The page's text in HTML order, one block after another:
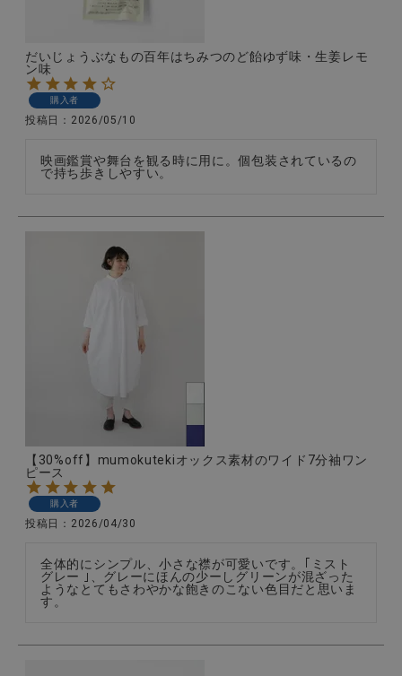
だいじょうぶなもの百年はちみつのど飴ゆず味・生姜レモ
ン味
購入者
投稿日 2026/05/10
映画鑑賞や舞台を観る時に用に。個包装されているの
で持ち歩きしやすい。
【30%off】mumokutekiオックス素材のワイド7分袖ワン
ピース
購入者
投稿日 2026/04/30
全体的にシンプル、小さな襟が可愛いです。｢ミスト
グレー ｣、グレーにほんの少ーしグリーンが混ざった
ようなとてもさわやかな飽きのこない色目だと思いま
す。